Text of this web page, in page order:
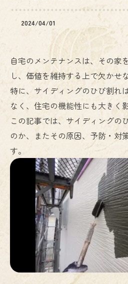
2024/04/01
自宅のメンテナンスは、その家
し、価値を維持する上で欠かせ
特に、サイディングのひび割れ
なく、住宅の機能性にも大きく
この記事では、サイディングの
のか、またその原因、予防・対
す。